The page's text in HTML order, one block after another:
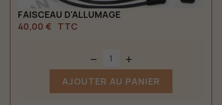
FAISCEAU D'ALLUMAGE
40,00 € TTC
AJOUTER AU PANIER
 